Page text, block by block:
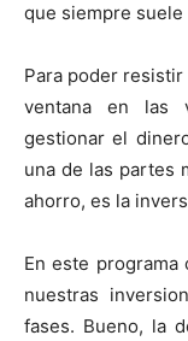
que siempre
Para poder resistir
ventana en las
gestionar el
una de las partes
ahorro, es la
En este programa
nuestras
fases. Bueno, la